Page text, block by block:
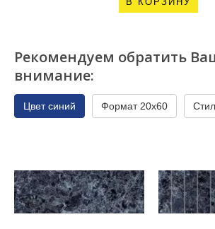
Рекомендуем обратить
внимание:
Цвет синий Формат 20x60